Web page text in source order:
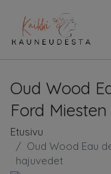
Oud Wood
Ford
Etusivu
Oud Wood Eau
hajuvedet